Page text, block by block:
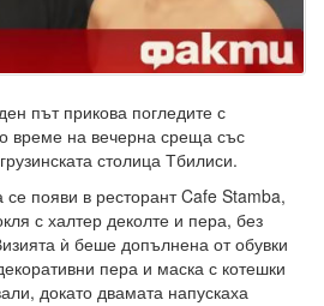
път прикова погледите с
време на вечерна среща със
столица Тбилиси.
се появи в ресторант Cafe Stamba,
с халтер деколте и пера, без
ѝ беше допълнена от обувки
пера и маска с котешки
докато двамата напускаха